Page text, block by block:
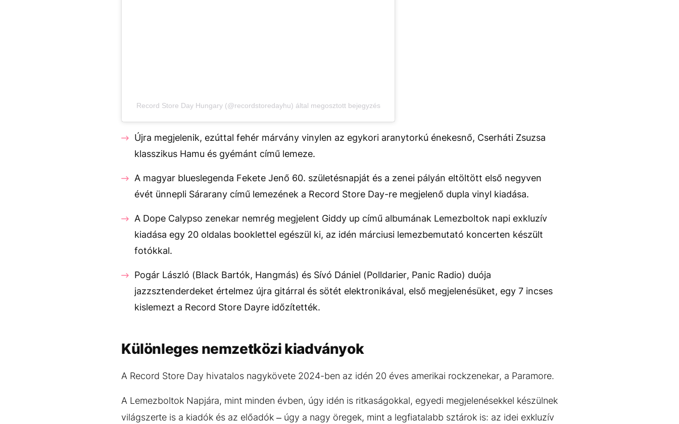
Record Store Day Hungary (@recordstoredayhu) által megosztott bejegyzés
Újra megjelenik, ezúttal fehér márvány vinylen az egykori aranytorkú énekesnő, Cserháti Zsuzsa
klasszikus Hamu és gyémánt című lemeze.
A magyar blueslegenda Fekete Jenő 60. születésnapját és a zenei pályán eltöltött első negyven
évét ünnepli Sárarany című lemezének a Record Store Day-re megjelenő dupla vinyl kiadása.
A Dope Calypso zenekar nemrég megjelent Giddy up című albumának Lemezboltok napi exkluzív
kiadása egy 20 oldalas booklettel egészül ki, az idén márciusi lemezbemutató koncerten készült
fotókkal.
Pogár László (Black Bartók, Hangmás) és Sívó Dániel (Polldarier, Panic Radio) duója
jazzsztenderdeket értelmez újra gitárral és sötét elektronikával, első megjelenésüket, egy 7 incses
kislemezt a Record Store Dayre időzítették.
Különleges nemzetközi kiadványok
A Record Store Day hivatalos nagykövete 2024-ben az idén 20 éves amerikai rockzenekar, a Paramore.
A Lemezboltok Napjára, mint minden évben, úgy idén is ritkaságokkal, egyedi megjelenésekkel készülnek
világszerte is a kiadók és az előadók – úgy a nagy öregek, mint a legfiatalabb sztárok is: az idei exkluzív